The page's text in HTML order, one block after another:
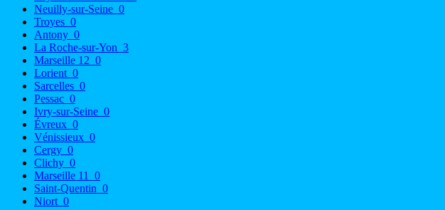
Neuilly-sur-Seine 0
Troyes 0
Antony 0
La Roche-sur-Yon 3
Marseille 12 0
Lorient 0
Sarcelles 0
Pessac 0
Ivry-sur-Seine 0
Évreux 0
Vénissieux 0
Cergy 0
Clichy 0
Marseille 11
0
Saint-Quentin 0
Niort 0